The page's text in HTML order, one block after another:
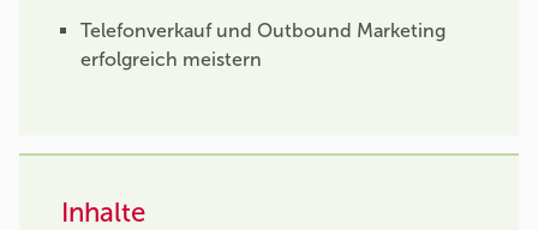
Telefonverkauf und Outbound Marketing
erfolgreich meistern
Inhalte